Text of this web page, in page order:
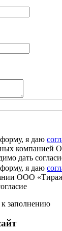
я даю
дать
я даю
ООО
к заполнению